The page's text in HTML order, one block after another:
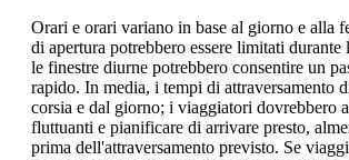
Orari e orari variano in base al giorno e alla
di apertura potrebbero essere limitati durante
le finestre diurne potrebbero consentire un
rapido. In media, i tempi di attraversamento
corsia e dal giorno; i viaggiatori dovrebbero
fluttuanti e pianificare di arrivare presto,
prima dell'attraversamento previsto. Se